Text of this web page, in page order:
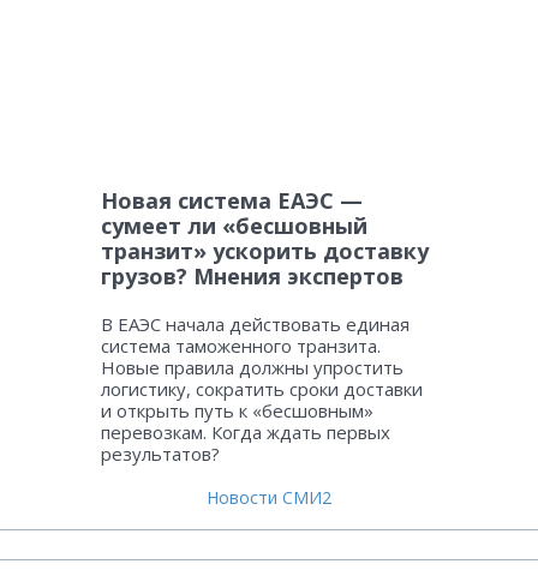
Новая система ЕАЭС —
сумеет ли «бесшовный
транзит» ускорить доставку
грузов? Мнения экспертов
В ЕАЭС начала действовать единая
система таможенного транзита.
Новые правила должны упростить
логистику, сократить сроки доставки
и открыть путь к «бесшовным»
перевозкам. Когда ждать первых
результатов?
Новости СМИ2